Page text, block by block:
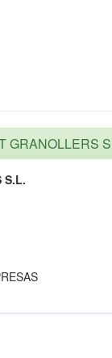
GRANOLLERS
S.L.